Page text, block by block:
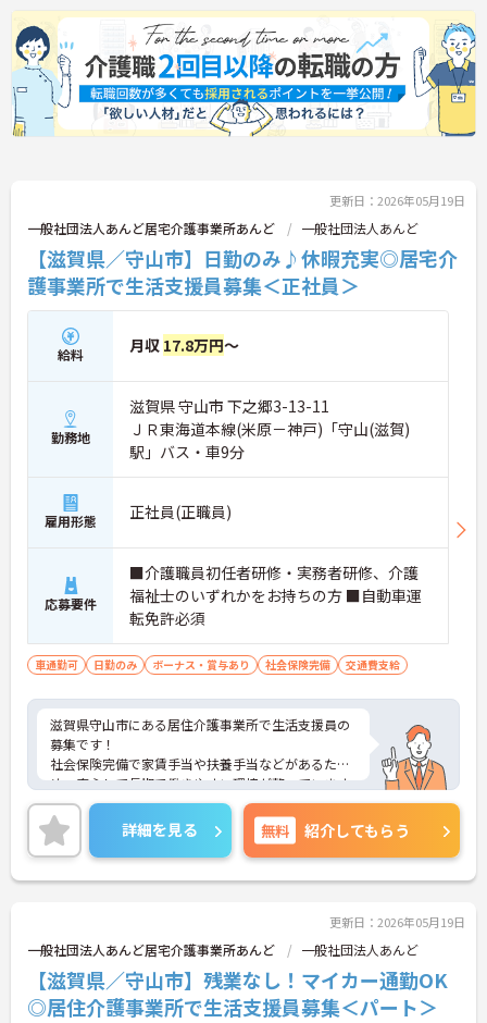
ご興味ある方には、面接対策ポイントなど、詳細を
お話しいたしますのでお気軽にご相談ください。
更新日：2026年05月19日
一般社団法人あんど居宅介護事業所あんど 一般社団法人あんど
【滋賀県／守山市】日勤のみ♪休暇充実◎居宅介
護事業所で生活支援員募集＜正社員＞
給料 月収 17.8万円～
勤務地
滋賀県 守山市 下之郷3-13-11
ＪＲ東海道本線(米原－神戸)「守山(滋賀)
駅」バス・車9分
雇用形態 正社員(正職員)
応募要件
■介護職員初任者研修・実務者研修、介護
福祉士のいずれかをお持ちの方 ■自動車運
転免許必須
車通勤可 日勤のみ ボーナス・賞与あり 社会保険完備 交通費支給
滋賀県守山市にある居住介護事業所で生活支援員の
募集です！
社会保険完備で家賃手当や扶養手当などがあるた
め、安心して長期で働きやすい環境が整っています
◎
また、日勤のみの勤務で日曜日が固定でお休みの週
休2日制のため、プライベートの時間をしっかり確
保でき、仕事との両立がしやすい職場です！
ご興味ある方は面接ポイントをお伝えしますので、
詳細を見る 無料 紹介してもらう
更新日：2026年05月19日
一般社団法人あんど居宅介護事業所あんど 一般社団法人あんど
【滋賀県／守山市】残業なし！マイカー通勤OK
◎居住介護事業所で生活支援員募集＜パート＞